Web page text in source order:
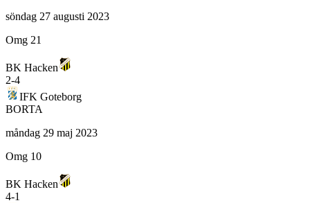
söndag 27 augusti 2023
Omg 21
BK Hacken
2-4
IFK Goteborg
BORTA
måndag 29 maj 2023
Omg 10
BK Hacken
4-1